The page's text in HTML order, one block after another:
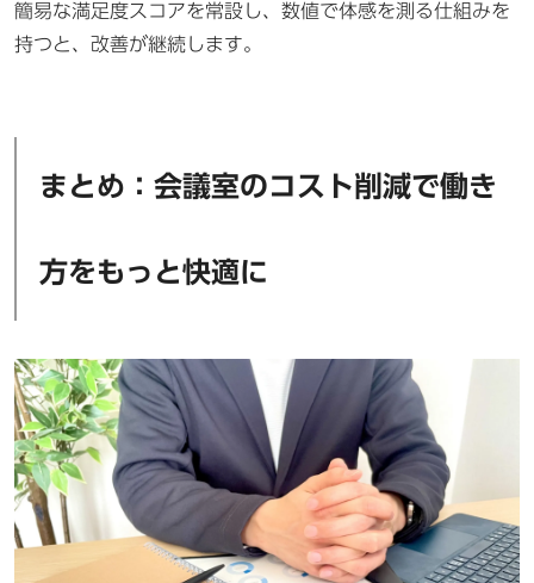
簡易な満足度スコアを常設し、数値で体感を測る仕組みを
持つと、改善が継続します。
まとめ：会議室のコスト削減で働き
方をもっと快適に